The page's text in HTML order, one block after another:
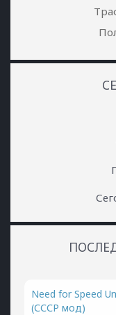
Need for Speed
(СССР мод)